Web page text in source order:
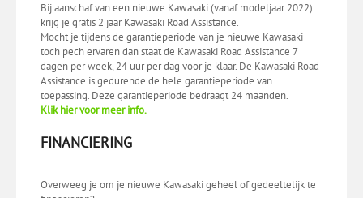
Bij aanschaf van een nieuwe Kawasaki (vanaf modeljaar 2022)
krijg je gratis 2 jaar Kawasaki Road Assistance.
Mocht je tijdens de garantieperiode van je nieuwe Kawasaki
toch pech ervaren dan staat de Kawasaki Road Assistance 7
dagen per week, 24 uur per dag voor je klaar. De Kawasaki Road
Assistance is gedurende de hele garantieperiode van
toepassing. Deze garantieperiode bedraagt 24 maanden.
Klik hier voor meer info.
FINANCIERING
Overweeg je om je nieuwe Kawasaki geheel of gedeeltelijk te